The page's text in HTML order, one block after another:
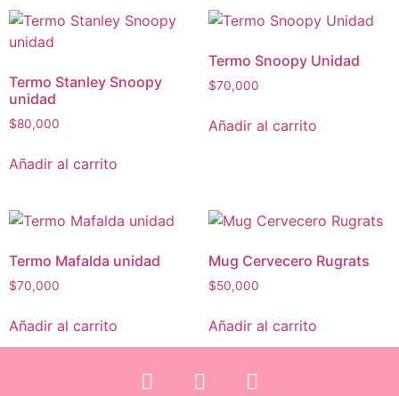
Termo Stanley Snoopy
unidad
$80,000
Añadir al carrito
Termo Snoopy Unidad
$70,000
Añadir al carrito
Termo Mafalda unidad
$70,000
Añadir al carrito
Mug Cervecero Rugrats
$50,000
Añadir al carrito